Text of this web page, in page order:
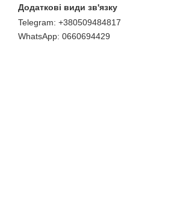
+380509484817
0660694429